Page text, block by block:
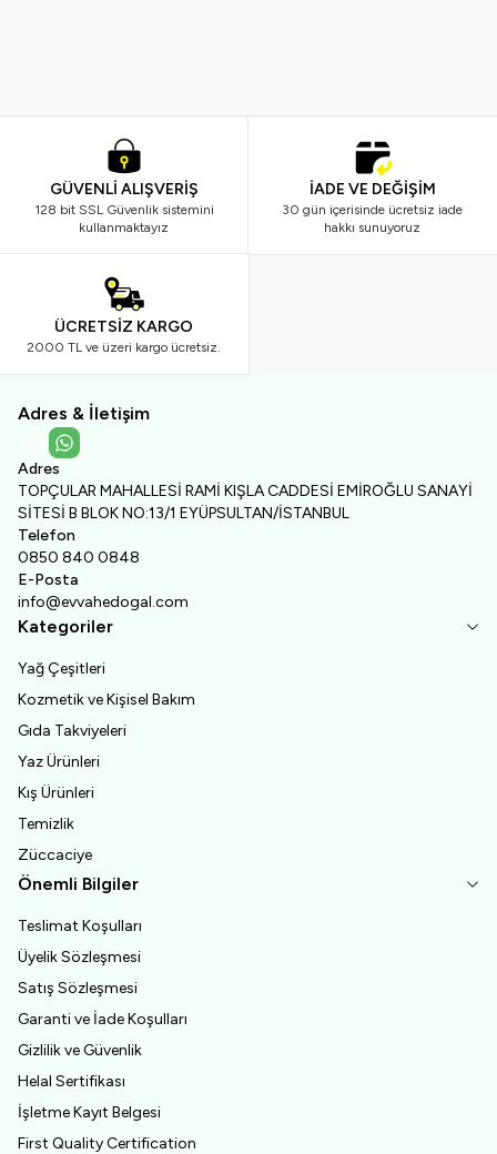
GÜVENLİ ALIŞVERİŞ
128 bit SSL Güvenlik sistemini
kullanmaktayız
İADE VE DEĞİŞİM
30 gün içerisinde ücretsiz iade
hakkı sunuyoruz
ÜCRETSİZ KARGO
2000 TL ve üzeri kargo ücretsiz.
Adres & İletişim
Adres
TOPÇULAR MAHALLESİ RAMİ KIŞLA CADDESİ EMİROĞLU SANAYİ
SİTESİ B BLOK NO:13/1 EYÜPSULTAN/İSTANBUL
Telefon
0850 840 0848
E-Posta
info@evvahedogal.com
Instagram
WhatsApp
Kategoriler
Yağ Çeşitleri
Kozmetik ve Kişisel Bakım
Gıda Takviyeleri
Yaz Ürünleri
Kış Ürünleri
Temizlik
Züccaciye
Önemli Bilgiler
Teslimat Koşulları
Üyelik Sözleşmesi
Satış Sözleşmesi
Garanti ve İade Koşulları
Gizlilik ve Güvenlik
Helal Sertifikası
İşletme Kayıt Belgesi
First Quality Certification